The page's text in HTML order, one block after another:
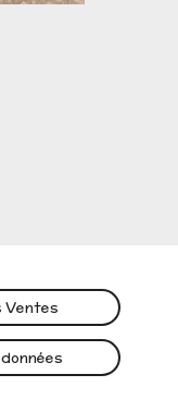
Ventes